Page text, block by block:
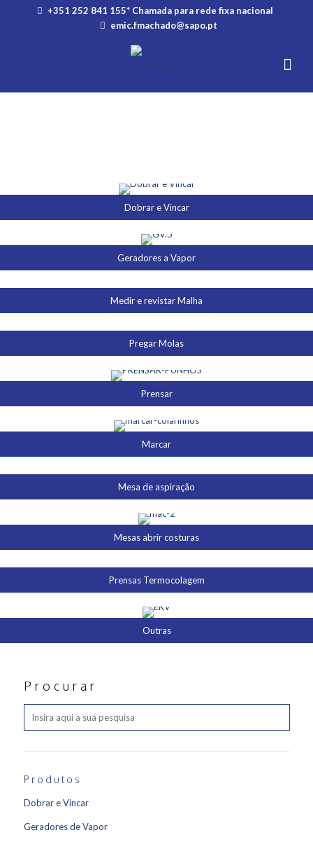
+351 252 841 155* Chamada para rede fixa nacional
emic.fmachado@sapo.pt
Dobrar e Vincar
Geradores a Vapor
Medir e revistar Malha
Pregar Molas
Prensar
Marcar
Mesa de aspiração
Mesas abrir costuras
Prensas Termocolagem
Outras
Procurar
Produtos
Dobrar e Vincar
Geradores de Vapor